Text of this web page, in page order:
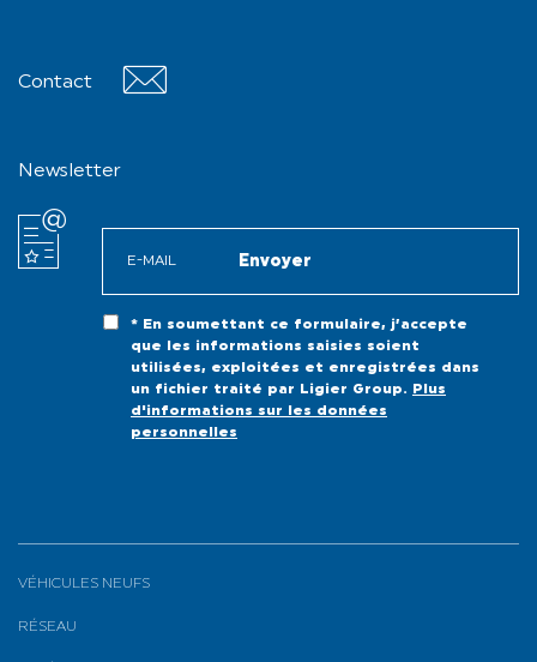
Contact
Newsletter
* En soumettant ce formulaire, j’accepte
que les informations saisies soient
utilisées, exploitées et enregistrées dans
un fichier traité par Ligier Group.
Plus
d'informations sur les données
personnelles
VÉHICULES NEUFS
RÉSEAU